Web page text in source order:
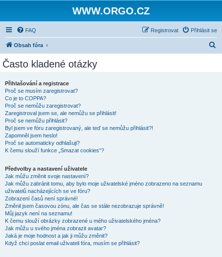
WWW.ORGO.CZ
FAQ Přihlásit se
Registrovat
Obsah fóra
Často kladené otázky
Přihlašování a registrace
Proč se musím zaregistrovat?
Co je to COPPA?
Proč se nemůžu zaregistrovat?
Zaregistroval jsem se, ale nemůžu se přihlásit!
Proč se nemůžu přihlásit?
Byl jsem ve fóru zaregistrovaný, ale teď se nemůžu přihlásit?!
Zapomněl jsem heslo!
Proč se automaticky odhlašuji?
K čemu slouží funkce „Smazat cookies“?
Předvolby a nastavení uživatele
Jak můžu změnit svoje nastavení?
Jak můžu zabránit tomu, aby bylo moje uživatelské jméno zobrazeno na seznamu
uživatelů nacházejících se ve fóru?
Zobrazení časů není správné!
Změnil jsem časovou zónu, ale čas se stále nezobrazuje správně!
Můj jazyk není na seznamu!
K čemu slouží obrázky zobrazené u mého uživatelského jména?
Jak můžu u svého jména zobrazit avatar?
Jaká je moje hodnost a jak ji můžu změnit?
Když chci poslat email uživateli fóra, musím se přihlásit?